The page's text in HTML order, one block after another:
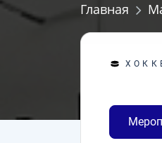
Главная